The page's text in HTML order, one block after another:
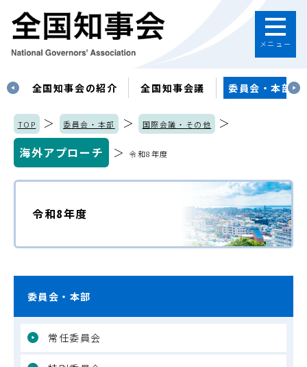
メニュー
全国知事会の紹介 全国知事会議 委員会・本部
TOP ＞ 委員会・本部 ＞ 国際会議・その他
＞
海外アプローチ
＞令和8年度
令和8年度
委員会・本部
常任委員会